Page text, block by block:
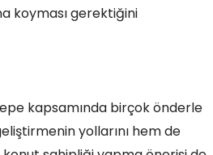
koyması gerektiğini
kapsamında birçok önderle
yollarını hem de